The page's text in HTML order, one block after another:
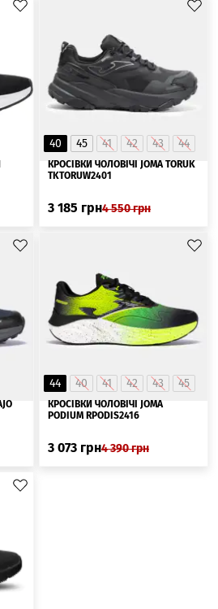
40 45 41 42 43 44
КРОСІВКИ ЧОЛОВІЧІ JOMA TORUK
TKTORUW2401
3 185 грн4 550грн
44 40 41 42 43 45
КРОСІВКИ ЧОЛОВІЧІ JOMA
PODIUM RPODIS2416
3 073 грн4 390грн